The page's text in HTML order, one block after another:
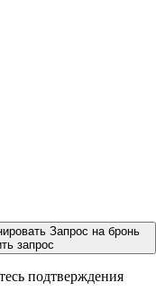
Запрос на бронь
запрос
подтверждения